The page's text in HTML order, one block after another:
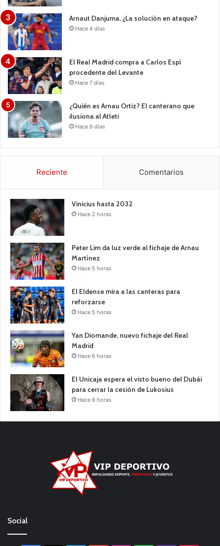
Arnaut Danjuma, ¿La solución en ataque?
Hace 4 días
El Real Madrid compra a Carlos Espí
procedente del Levante
Hace 7 días
¿Quién es Arnau Ortiz? El canterano que
ilusiona al Atleti
Hace 6 días
Reciente Comentarios
Vinicius hasta 2032
Hace 2 horas
Peter Lim da luz verde al fichaje de Arnau
Martínez
Hace 5 horas
El Eldense mira a las canteras para
reforzarse
Hace 5 horas
Yan Diomande, nuevo fichaje del Real
Madrid
Hace 6 horas
El Unicaja espera el visto bueno del Dubái
para cerrar la cesión de Lukosius
Hace 8 horas
Social